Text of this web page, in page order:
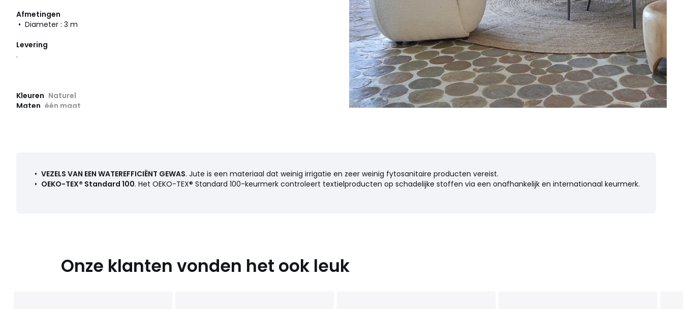
Afmetingen
• Diameter : 3 m
Levering
.
Kleuren Naturel
Maten één maat
• VEZELS VAN EEN WATEREFFICIËNT GEWAS. Jute is een materiaal dat weinig irrigatie en zeer weinig fytosanitaire producten vereist.
• OEKO-TEX® Standard 100. Het OEKO-TEX® Standard 100-keurmerk controleert textielproducten op schadelijke stoffen via een onafhankelijk en internationaal keurmerk.
Onze klanten vonden het ook leuk